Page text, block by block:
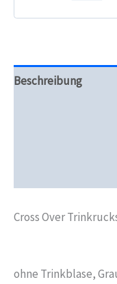
Beschreibung
Cross Over
ohne Trinkblase,